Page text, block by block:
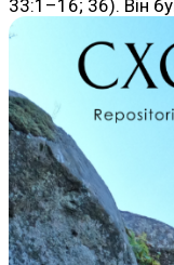
33:1–16; 36). Він